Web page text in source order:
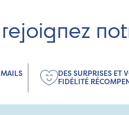
rejoignez
MAILS
DES SURPRISES ET
FIDÉLITÉ